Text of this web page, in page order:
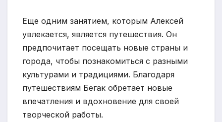
Еще одним занятием, которым Алексей
увлекается, является путешествия. Он
предпочитает посещать новые страны и
города, чтобы познакомиться с разными
культурами и традициями. Благодаря
путешествиям Бегак обретает новые
впечатления и вдохновение для своей
творческой работы.